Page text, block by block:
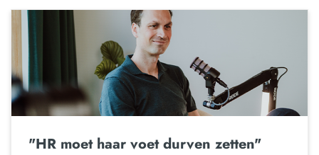
"HR moet haar voet durven zetten"